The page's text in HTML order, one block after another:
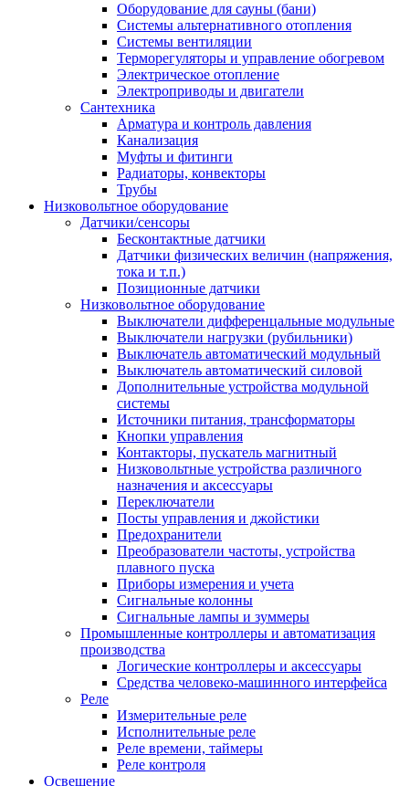
Оборудование для сауны (бани)
Системы альтернативного отопления
Системы вентиляции
Терморегуляторы и управление обогревом
Электрическое отопление
Электроприводы и двигатели
Сантехника
Арматура и контроль давления
Канализация
Муфты и фитинги
Радиаторы, конвекторы
Трубы
Низковольтное оборудование
Датчики/сенсоры
Бесконтактные датчики
Датчики физических величин (напряжения,
тока и т.п.)
Позиционные датчики
Низковольтное оборудование
Выключатели дифференцальные модульные
Выключатели нагрузки (рубильники)
Выключатель автоматический модульный
Выключатель автоматический силовой
Дополнительные устройства модульной
системы
Источники питания, трансформаторы
Кнопки управления
Контакторы, пускатель магнитный
Низковольтные устройства различного
назначения и аксессуары
Переключатели
Посты управления и джойстики
Предохранители
Преобразователи частоты, устройства
плавного пуска
Приборы измерения и учета
Сигнальные колонны
Сигнальные лампы и зуммеры
Промышленные контроллеры и автоматизация
производства
Логические контроллеры и аксессуары
Средства человеко-машинного интерфейса
Реле
Измерительные реле
Исполнительные реле
Реле времени, таймеры
Реле контроля
Освещение